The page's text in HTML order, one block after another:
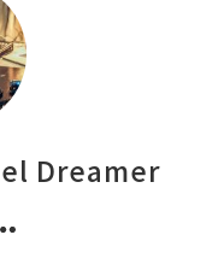
Dreamer